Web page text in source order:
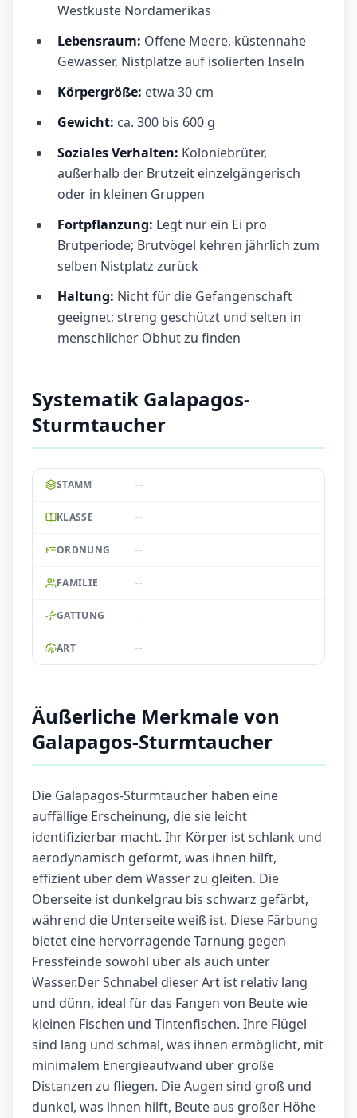
Westküste Nordamerikas
Lebensraum: Offene Meere, küstennahe
Gewässer, Nistplätze auf isolierten Inseln
Körpergröße: etwa 30 cm
Gewicht: ca. 300 bis 600 g
Soziales Verhalten: Koloniebrüter,
außerhalb der Brutzeit einzelgängerisch
oder in kleinen Gruppen
Fortpflanzung: Legt nur ein Ei pro
Brutperiode; Brutvögel kehren jährlich zum
selben Nistplatz zurück
Haltung: Nicht für die Gefangenschaft
geeignet; streng geschützt und selten in
menschlicher Obhut zu finden
Systematik Galapagos-
Sturmtaucher
STAMM --
KLASSE --
ORDNUNG --
FAMILIE --
GATTUNG --
ART --
Äußerliche Merkmale von
Galapagos-Sturmtaucher
Die Galapagos-Sturmtaucher haben eine
auffällige Erscheinung, die sie leicht
identifizierbar macht. Ihr Körper ist schlank und
aerodynamisch geformt, was ihnen hilft,
effizient über dem Wasser zu gleiten. Die
Oberseite ist dunkelgrau bis schwarz gefärbt,
während die Unterseite weiß ist. Diese Färbung
bietet eine hervorragende Tarnung gegen
Fressfeinde sowohl über als auch unter
Wasser.Der Schnabel dieser Art ist relativ lang
und dünn, ideal für das Fangen von Beute wie
kleinen Fischen und Tintenfischen. Ihre Flügel
sind lang und schmal, was ihnen ermöglicht, mit
minimalem Energieaufwand über große
Distanzen zu fliegen. Die Augen sind groß und
dunkel, was ihnen hilft, Beute aus großer Höhe